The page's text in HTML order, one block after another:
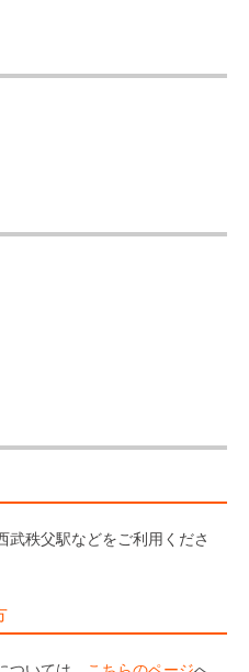
武秩父駅などをご利用くださ